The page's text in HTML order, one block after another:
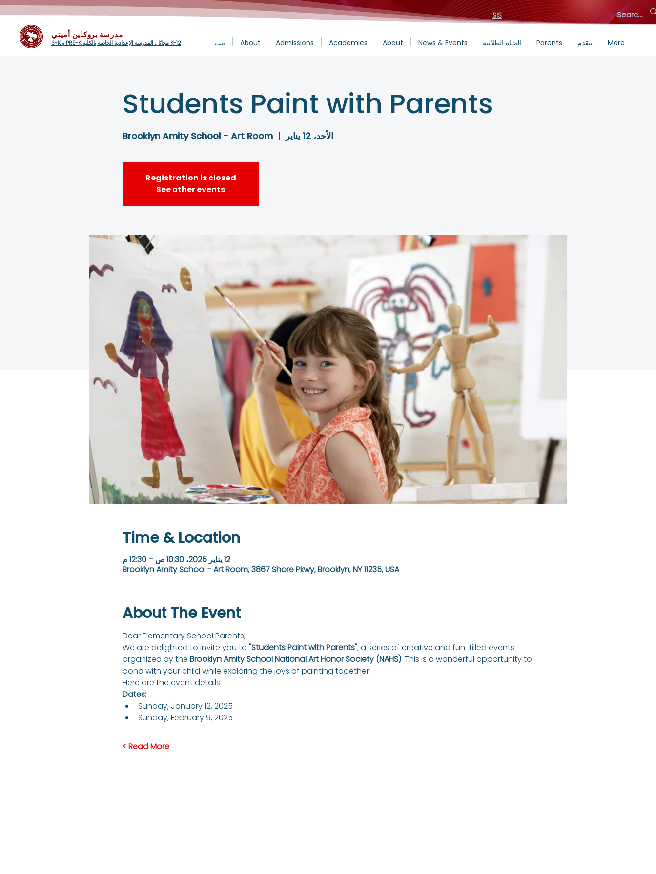
SIS
مدرسة بروكلين أميتي
3-K و PRE-K مجانًا ، المدرسة الإعدادية الخاصة بالكلية K-12 بيت About Admissions Academics About News & Events الحياة الطلابية Parents يتقدم More
Students Paint with Parents
الأحد، 12 يناير
  |
Brooklyn Amity School - Art Room
Registration is closed
See other events
Time & Location
12 يناير 2025، 10:30 ص – 12:30 م
Brooklyn Amity School - Art Room, 3867 Shore Pkwy, Brooklyn, NY 11235, USA
About The Event
Dear Elementary School Parents,
We are delighted to invite you to "Students Paint with Parents", a series of creative and fun-filled events
organized by the Brooklyn Amity School National Art Honor Society (NAHS). This is a wonderful opportunity to
bond with your child while exploring the joys of painting together!
Here are the event details:
Dates:
Sunday, January 12, 2025
Sunday, February 9, 2025
Read More >